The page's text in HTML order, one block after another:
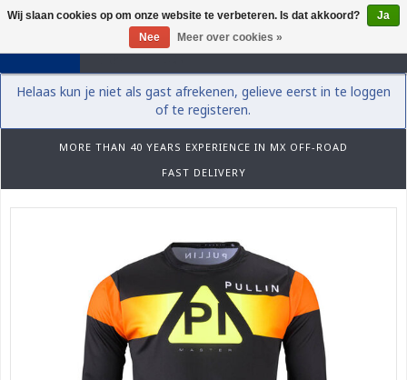
0
Helaas kun je niet als gast afrekenen, gelieve eerst in te loggen
of te registeren.
MORE THAN 40 YEARS EXPERIENCE IN MX OFF-ROAD
FAST DELIVERY
Wij slaan cookies op om onze website te verbeteren. Is dat akkoord?
Ja
Nee
Meer over cookies »